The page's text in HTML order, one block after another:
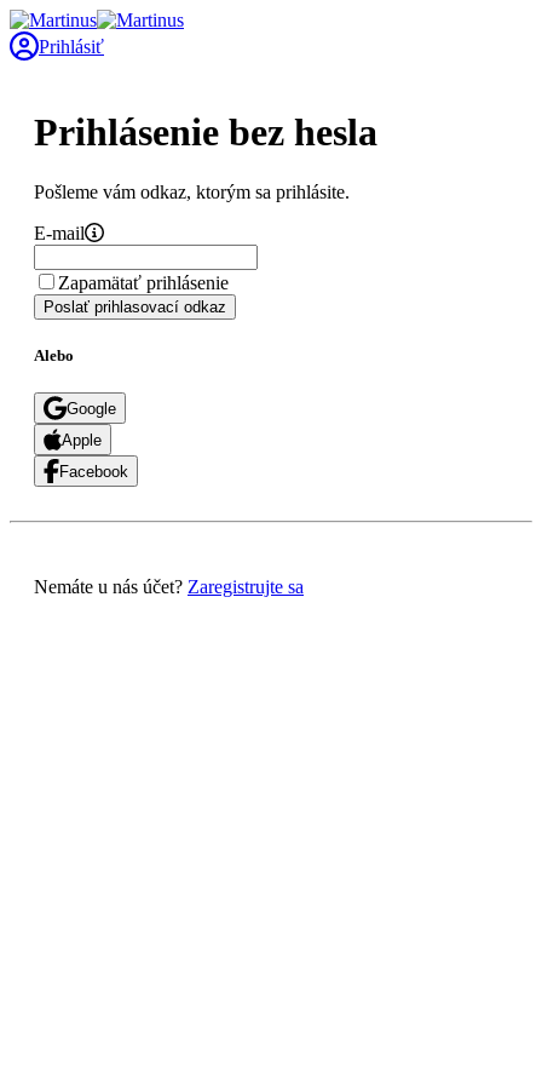
Prihlásiť
Prihlásenie bez hesla
Pošleme vám odkaz, ktorým sa prihlásite.
E-mail
Zapamätať prihlásenie
Poslať prihlasovací odkaz
Alebo
Google
Apple
Facebook
Nemáte u nás účet? Zaregistrujte sa